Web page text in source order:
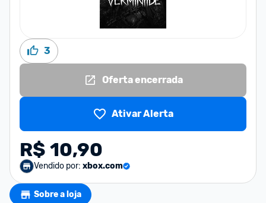
3
Oferta encerrada
Ativar Alerta
R$ 10,90
Vendido por: xbox.com
Sobre a loja